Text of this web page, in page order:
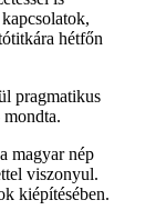
hétfőn
pragmatikus
magyar nép
viszonyul.
kiépítésében.